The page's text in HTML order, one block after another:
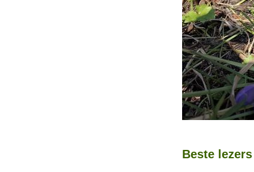
Beste lezers